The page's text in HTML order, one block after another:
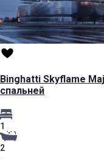
Binghatti Skyflame
спальней
1
2